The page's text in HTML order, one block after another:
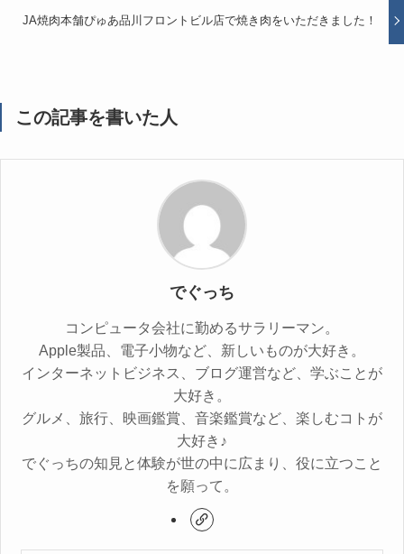
JA焼肉本舗ぴゅあ品川フロントビル店で焼き肉をいただきました！
この記事を書いた人
でぐっち
コンピュータ会社に勤めるサラリーマン。
Apple製品、電子小物など、新しいものが大好き。
インターネットビジネス、ブログ運営など、学ぶことが
大好き。
グルメ、旅行、映画鑑賞、音楽鑑賞など、楽しむコトが
大好き♪
でぐっちの知見と体験が世の中に広まり、役に立つこと
を願って。